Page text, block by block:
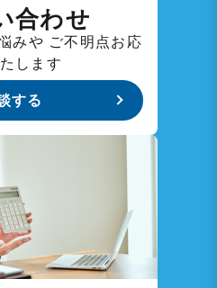
合わせ
みや ご不明点お応
します
する